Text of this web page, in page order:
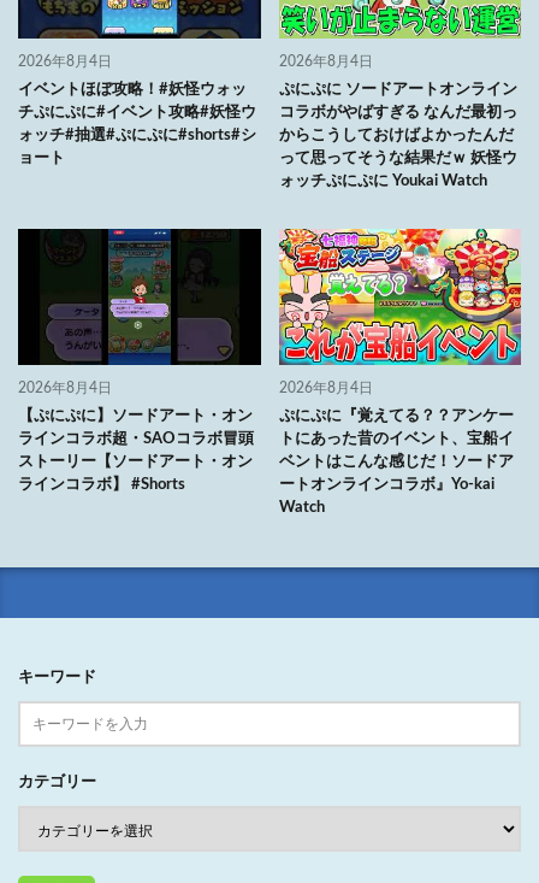
2026年8月4日
イベントほぼ攻略！#妖怪ウォッ
チぷにぷに#イベント攻略#妖怪ウ
ォッチ#抽選#ぷにぷに#shorts#シ
ョート
2026年8月4日
ぷにぷに ソードアートオンライン
コラボがやばすぎる なんだ最初っ
からこうしておけばよかったんだ
って思ってそうな結果だｗ 妖怪ウ
ォッチぷにぷに Youkai Watch
2026年8月4日
【ぷにぷに】ソードアート・オン
ラインコラボ超・SAOコラボ冒頭
ストーリー【ソードアート・オン
ラインコラボ】 #Shorts
2026年8月4日
ぷにぷに『覚えてる？？アンケー
トにあった昔のイベント、宝船イ
ベントはこんな感じだ！ソードア
ートオンラインコラボ』Yo-kai
Watch
キーワード
カテゴリー